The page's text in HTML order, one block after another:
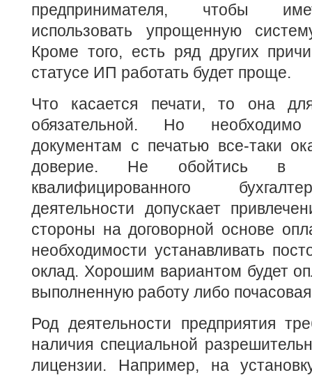
предпринимателя, чтобы
использовать упрощенную
Кроме того, есть ряд других
статусе ИП работать будет проще.
Что касается печати, то она
обязательной. Но
документам с печатью все-таки
доверие. Не обойтись в
квалифицированного
деятельности допускает
стороны на договорной основе
необходимости устанавливать
оклад. Хорошим вариантом будет
выполненную работу либо
Род деятельности предприятия
наличия специальной
лицензии. Например, на